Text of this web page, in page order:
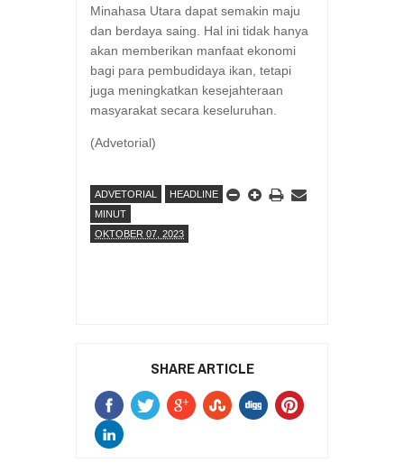
Minahasa Utara dapat semakin maju
dan berdaya saing. Hal ini tidak hanya
akan memberikan manfaat ekonomi
bagi para pembudidaya ikan, tetapi
juga meningkatkan kesejahteraan
masyarakat secara keseluruhan.
(Advetorial)
ADVETORIAL
HEADLINE
MINUT
OKTOBER 07, 2023
SHARE ARTICLE